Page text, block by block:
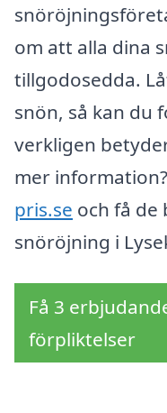
om att alla dina
tillgodosedda.
snön, så kan du
verkligen
mer
pris.se och få de
snöröjning i
Få 3
förpliktelser